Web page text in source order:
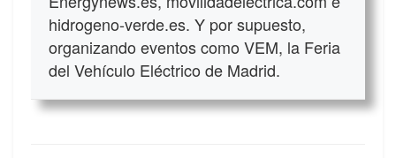
hidrogeno-verde.es. Y por supuesto,
organizando eventos como VEM, la Feria
del Vehículo Eléctrico de Madrid.